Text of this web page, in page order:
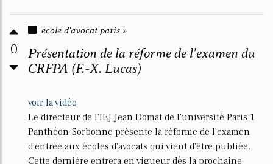
0
ecole d'avocat paris »
Présentation de la réforme de l'examen du
CRFPA (F.-X. Lucas)
voir la vidéo
Le directeur de l'IEJ Jean Domat de l'université Paris 1
Panthéon-Sorbonne présente la réforme de l'examen
d'entrée aux écoles d'avocats qui vient d'être publiée.
Cette dernière entrera en vigueur dès la prochaine